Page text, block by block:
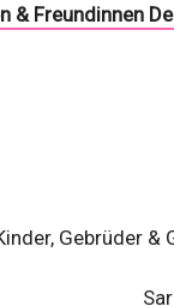
& Freundinnen
Gebrüder &